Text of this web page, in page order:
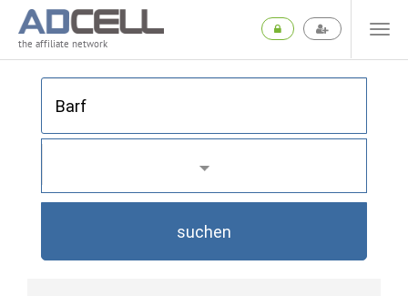
the affiliate network
suchen